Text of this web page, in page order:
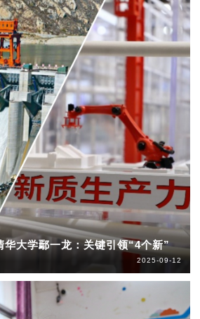
华大学鄢一龙：关键引领“4个新”
2025-09-12